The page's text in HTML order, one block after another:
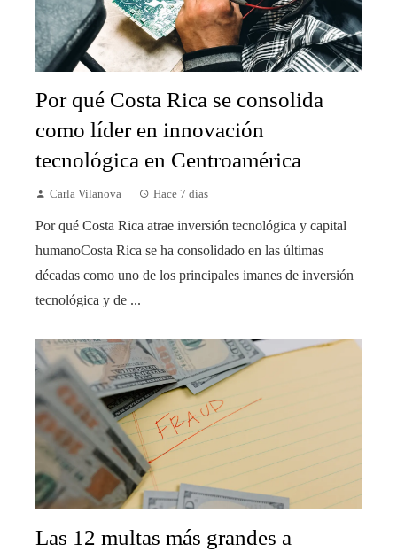
Por qué Costa Rica se consolida
como líder en innovación
tecnológica en Centroamérica
Carla Vilanova Hace 7 días
Por qué Costa Rica atrae inversión tecnológica y capital
humanoCosta Rica se ha consolidado en las últimas
décadas como uno de los principales imanes de inversión
tecnológica y de ...
Las 12 multas más grandes a